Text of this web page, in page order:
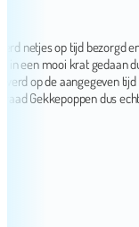
op tijd bezorgd en
mooi krat gedaan dus
de aangegeven tijd
dus echt